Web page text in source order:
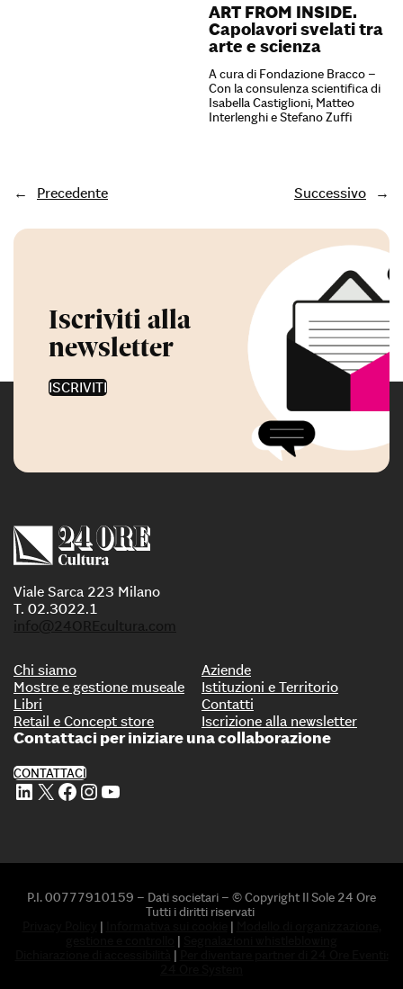
ART FROM INSIDE.
Capolavori svelati tra
arte e scienza
A cura di Fondazione Bracco –
Con la consulenza scientifica di
Isabella Castiglioni, Matteo
Interlenghi e Stefano Zuffi
← Precedente Successivo →
Iscriviti alla
newsletter
ISCRIVITI
Viale Sarca 223 Milano
T. 02.3022.1
info@24OREcultura.com
Chi siamo
Mostre e gestione museale
Libri
Retail e Concept store
Aziende
Istituzioni e Territorio
Contatti
Iscrizione alla newsletter
Contattaci per iniziare una collaborazione
CONTATTACI
Profilo Linkedin di 24 ORE Cultura Profilo X di 24 ORE Cultura Profilo Facebook di 24 ORE Cultura Profilo Instagram di 24 ORE Cultura Profilo Youtube di 24 ORE Cultura
P.I. 00777910159 – Dati societari – © Copyright Il Sole 24 Ore
Tutti i diritti riservati
| |
|
|